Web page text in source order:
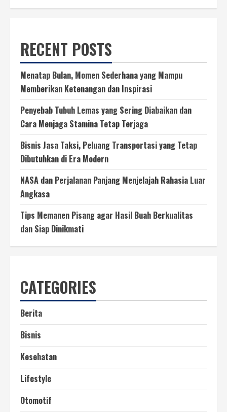
RECENT POSTS
Menatap Bulan, Momen Sederhana yang Mampu
Memberikan Ketenangan dan Inspirasi
Penyebab Tubuh Lemas yang Sering Diabaikan dan
Cara Menjaga Stamina Tetap Terjaga
Bisnis Jasa Taksi, Peluang Transportasi yang Tetap
Dibutuhkan di Era Modern
NASA dan Perjalanan Panjang Menjelajah Rahasia Luar
Angkasa
Tips Memanen Pisang agar Hasil Buah Berkualitas
dan Siap Dinikmati
CATEGORIES
Berita
Bisnis
Kesehatan
Lifestyle
Otomotif